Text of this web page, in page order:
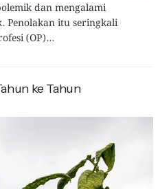
dan mengalami
Penolakan itu seringkali
(OP)...
ke Tahun